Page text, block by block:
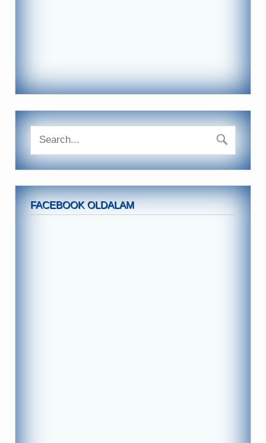
FACEBOOK OLDALAM